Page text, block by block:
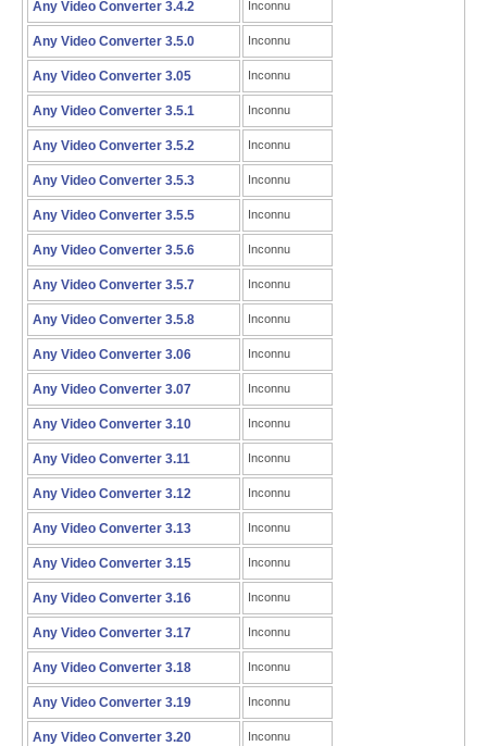
Any Video Converter 3.4.2 Inconnu
Any Video Converter 3.5.0 Inconnu
Any Video Converter 3.05 Inconnu
Any Video Converter 3.5.1 Inconnu
Any Video Converter 3.5.2 Inconnu
Any Video Converter 3.5.3 Inconnu
Any Video Converter 3.5.5 Inconnu
Any Video Converter 3.5.6 Inconnu
Any Video Converter 3.5.7 Inconnu
Any Video Converter 3.5.8 Inconnu
Any Video Converter 3.06 Inconnu
Any Video Converter 3.07 Inconnu
Any Video Converter 3.10 Inconnu
Any Video Converter 3.11 Inconnu
Any Video Converter 3.12 Inconnu
Any Video Converter 3.13 Inconnu
Any Video Converter 3.15 Inconnu
Any Video Converter 3.16 Inconnu
Any Video Converter 3.17 Inconnu
Any Video Converter 3.18 Inconnu
Any Video Converter 3.19 Inconnu
Any Video Converter 3.20 Inconnu